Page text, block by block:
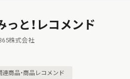
っと！レコメンド
株式会社
連商品・商品レコメンド